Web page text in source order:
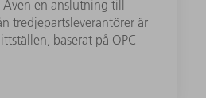
en anslutning till
tredjepartsleverantörer är
baserat på OPC